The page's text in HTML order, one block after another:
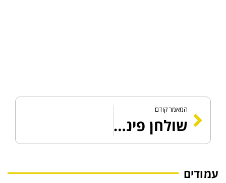
המאמר קודם
שולחן פינג פונג להשכרה? ככה הופכים כל אירוע לחווייתי יותר.
עמודים